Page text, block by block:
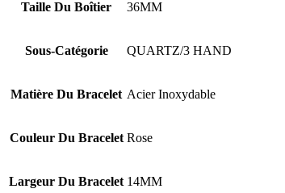
Taille Du Boîtier 36MM
Sous-Catégorie QUARTZ/3 HAND
Matière Du Bracelet Acier Inoxydable
Couleur Du Bracelet Rose
Largeur Du Bracelet 14MM